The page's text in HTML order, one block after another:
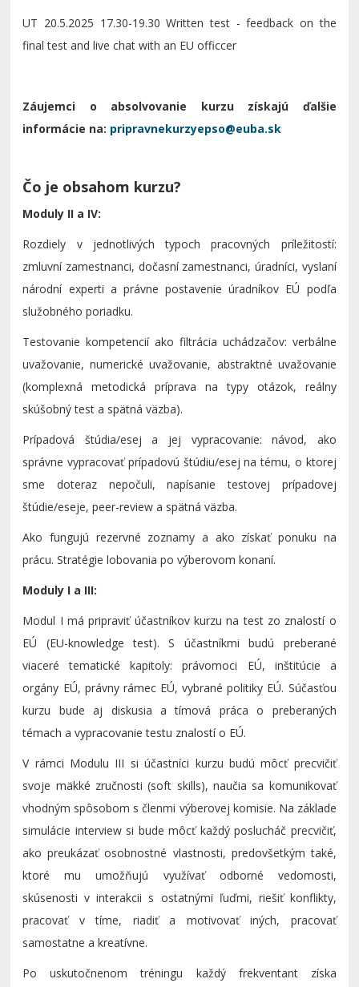
UT 20.5.2025 17.30-19.30 Written test - feedback on the
final test and live chat with an EU officcer
Záujemci o absolvovanie kurzu získajú ďalšie
informácie na:
Čo je obsahom kurzu?
Moduly II a IV:
Rozdiely v jednotlivých typoch pracovných príležitostí:
zmluvní zamestnanci, dočasní zamestnanci, úradníci, vyslaní
národní experti a právne postavenie úradníkov EÚ podľa
služobného poriadku.
Testovanie kompetencií ako filtrácia uchádzačov: verbálne
uvažovanie, numerické uvažovanie, abstraktné uvažovanie
(komplexná metodická príprava na typy otázok, reálny
skúšobný test a spätná väzba).
Prípadová štúdia/esej a jej vypracovanie: návod, ako
správne vypracovať prípadovú štúdiu/esej na tému, o ktorej
sme doteraz nepočuli, napísanie testovej prípadovej
štúdie/eseje, peer-review a spätná väzba.
Ako fungujú rezervné zoznamy a ako získať ponuku na
prácu. Stratégie lobovania po výberovom konaní.
Moduly I a III:
Modul I má pripraviť účastníkov kurzu na test zo znalostí o
EÚ (EU-knowledge test). S účastníkmi budú preberané
viaceré tematické kapitoly: právomoci EÚ, inštitúcie a
orgány EÚ, právny rámec EÚ, vybrané politiky EÚ. Súčasťou
kurzu bude aj diskusia a tímová práca o preberaných
témach a vypracovanie testu znalostí o EÚ.
V rámci Modulu III si účastníci kurzu budú môcť precvičiť
svoje mäkké zručnosti (soft skills), naučia sa komunikovať
vhodným spôsobom s členmi výberovej komisie. Na základe
simulácie interview si bude môcť každý poslucháč precvičiť,
ako preukázať osobnostné vlastnosti, predovšetkým také,
ktoré mu umožňujú využívať odborné vedomosti,
skúsenosti v interakcii s ostatnými ľuďmi, riešiť konflikty,
pracovať v tíme, riadiť a motivovať iných, pracovať
samostatne a kreatívne.
Po uskutočnenom tréningu každý frekventant získa